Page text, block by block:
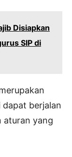
Disiapkan
SIP di
berjalan
aturan yang